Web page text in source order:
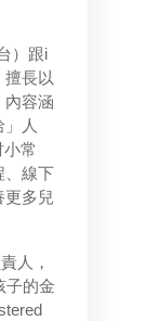
）跟i
長以
內容涵
人
常
、線下
更多兒
人，
子的金